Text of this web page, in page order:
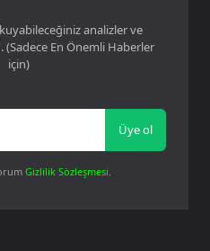
analizler ve
En Önemli Haberler
için)
Üye ol
Gizlilik Sözleşmesi.